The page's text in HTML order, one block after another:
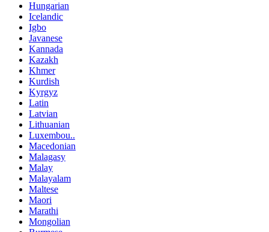
Hungarian
Icelandic
Igbo
Javanese
Kannada
Kazakh
Khmer
Kurdish
Kyrgyz
Latin
Latvian
Lithuanian
Luxembou..
Macedonian
Malagasy
Malay
Malayalam
Maltese
Maori
Marathi
Mongolian